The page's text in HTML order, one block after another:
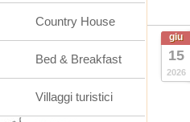
giu
15
2026
Country House
Bed & Breakfast
Villaggi turistici